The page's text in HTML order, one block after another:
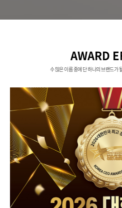
AWARD
수 많은 이름 중에 단 하나의 브랜드가